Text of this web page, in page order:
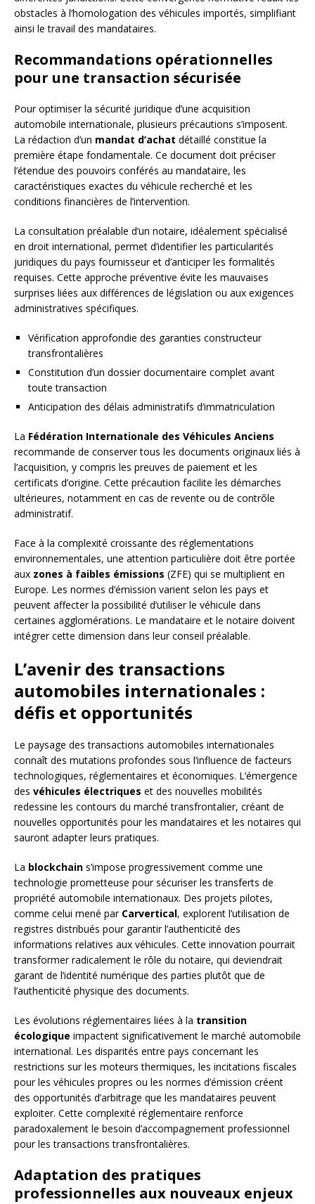
obstacles à l’homologation des véhicules importés, simplifiant
ainsi le travail des mandataires.
Recommandations opérationnelles
pour une transaction sécurisée
Pour optimiser la sécurité juridique d’une acquisition
automobile internationale, plusieurs précautions s’imposent.
La rédaction d’un mandat d’achat détaillé constitue la
première étape fondamentale. Ce document doit préciser
l’étendue des pouvoirs conférés au mandataire, les
caractéristiques exactes du véhicule recherché et les
conditions financières de l’intervention.
La consultation préalable d’un notaire, idéalement spécialisé
en droit international, permet d’identifier les particularités
juridiques du pays fournisseur et d’anticiper les formalités
requises. Cette approche préventive évite les mauvaises
surprises liées aux différences de législation ou aux exigences
administratives spécifiques.
Vérification approfondie des garanties constructeur
transfrontalières
Constitution d’un dossier documentaire complet avant
toute transaction
Anticipation des délais administratifs d’immatriculation
La Fédération Internationale des Véhicules Anciens
recommande de conserver tous les documents originaux liés à
l’acquisition, y compris les preuves de paiement et les
certificats d’origine. Cette précaution facilite les démarches
ultérieures, notamment en cas de revente ou de contrôle
administratif.
Face à la complexité croissante des réglementations
environnementales, une attention particulière doit être portée
aux zones à faibles émissions (ZFE) qui se multiplient en
Europe. Les normes d’émission varient selon les pays et
peuvent affecter la possibilité d’utiliser le véhicule dans
certaines agglomérations. Le mandataire et le notaire doivent
intégrer cette dimension dans leur conseil préalable.
L’avenir des transactions
automobiles internationales :
défis et opportunités
Le paysage des transactions automobiles internationales
connaît des mutations profondes sous l’influence de facteurs
technologiques, réglementaires et économiques. L’émergence
des véhicules électriques et des nouvelles mobilités
redessine les contours du marché transfrontalier, créant de
nouvelles opportunités pour les mandataires et les notaires qui
sauront adapter leurs pratiques.
La blockchain s’impose progressivement comme une
technologie prometteuse pour sécuriser les transferts de
propriété automobile internationaux. Des projets pilotes,
comme celui mené par Carvertical, explorent l’utilisation de
registres distribués pour garantir l’authenticité des
informations relatives aux véhicules. Cette innovation pourrait
transformer radicalement le rôle du notaire, qui deviendrait
garant de l’identité numérique des parties plutôt que de
l’authenticité physique des documents.
Les évolutions réglementaires liées à la transition
écologique impactent significativement le marché automobile
international. Les disparités entre pays concernant les
restrictions sur les moteurs thermiques, les incitations fiscales
pour les véhicules propres ou les normes d’émission créent
des opportunités d’arbitrage que les mandataires peuvent
exploiter. Cette complexité réglementaire renforce
paradoxalement le besoin d’accompagnement professionnel
pour les transactions transfrontalières.
Adaptation des pratiques
professionnelles aux nouveaux enjeux